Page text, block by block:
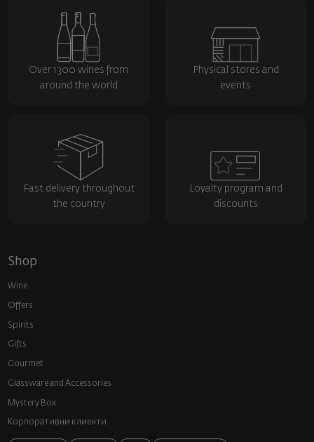
Over 1300 wines from
around the world
Physical stores and
events
Fast delivery throughout
the country
Loyalty program and
discounts
Shop
Wine
Offers
Spirits
Gifts
Gourmet
Glassware and Аccessories
Mystery Box
Корпоративни клиенти